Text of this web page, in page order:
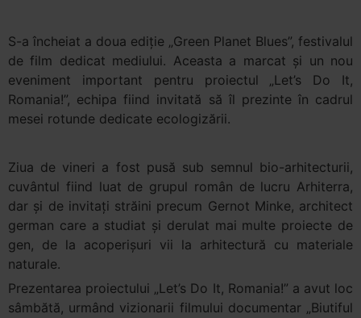
S-a încheiat a doua ediţie „Green Planet Blues”, festivalul
de film dedicat mediului. Aceasta a marcat şi un nou
eveniment important pentru proiectul „Let’s Do It,
Romania!”, echipa fiind invitată să îl prezinte în cadrul
mesei rotunde dedicate ecologizării.
Ziua de vineri a fost pusă sub semnul bio-arhitecturii,
cuvântul fiind luat de grupul român de lucru Arhiterra,
dar şi de invitaţi străini precum Gernot Minke, architect
german care a studiat şi derulat mai multe proiecte de
gen, de la acoperişuri vii la arhitectură cu materiale
naturale.
Prezentarea proiectului „Let’s Do It, Romania!” a avut loc
sâmbătă, urmând vizionarii filmului documentar „Biutiful